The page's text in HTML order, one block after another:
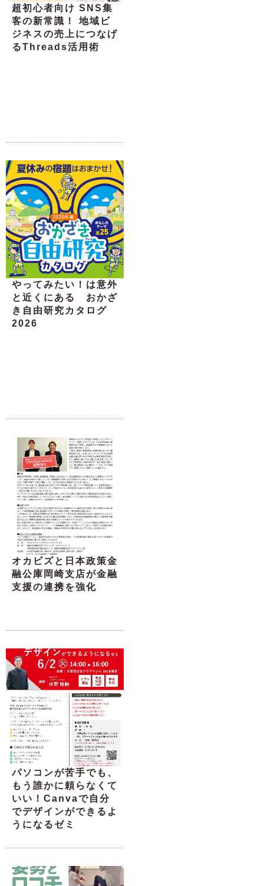
超初心者向け SNS集
客の新常識！ 地域ビ
ジネスの売上につなげ
るThreads活用術
やってみたい！は意外
と近くにある おかざ
き自由研究カタログ
2026
オカビズと日本政策金
融公庫岡崎支店が金融
支援の連携を強化
パソコンが苦手でも、
もう誰かに頼らなくて
いい！Canvaで自分
でデザインができるよ
うになるゼミ